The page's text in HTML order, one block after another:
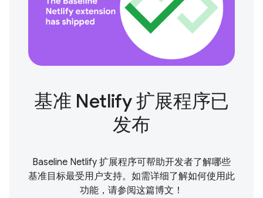
基准 Netlify 扩展程序已
发布
Baseline Netlify 扩展程序可帮助开发者了解哪些
基准目标最受用户支持。如需详细了解如何使用此
功能，请参阅这篇博文！